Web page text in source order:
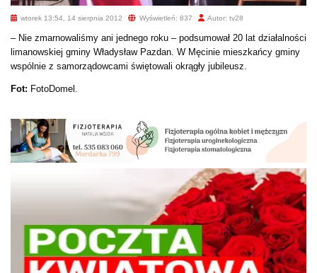
wtorek 13:54, 14 sierpnia 2012 Wyświetleń: 837 Autor: tv28
– Nie zmarnowaliśmy ani jednego roku – podsumował 20 lat działalności
limanowskiej gminy Władysław Pazdan. W Męcinie mieszkańcy gminy
wspólnie z samorządowcami świętowali okrągły jubileusz.
Fot: FotoDomel.